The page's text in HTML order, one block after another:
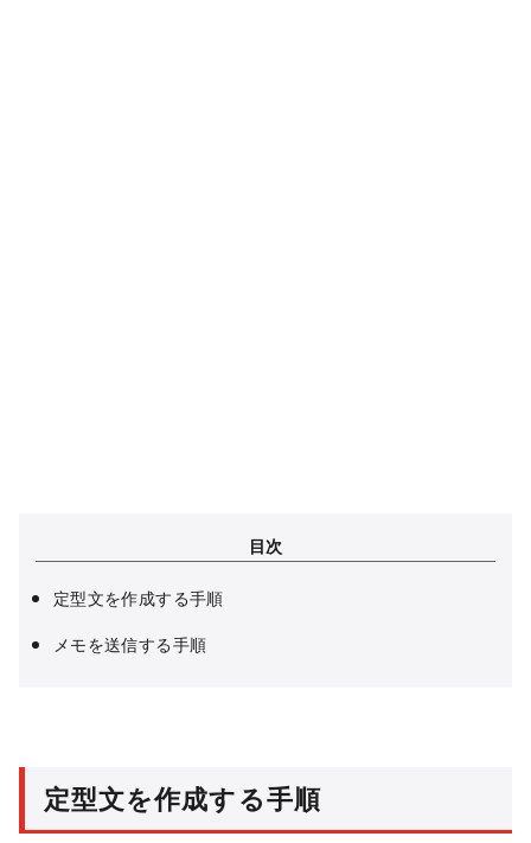
目次
定型文を作成する手順
メモを送信する手順
定型文を作成する手順